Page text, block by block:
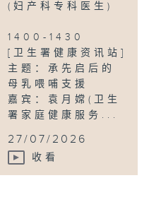
(妇产科专科医生)
1400-1430
[卫生署健康资讯站]
主题：承先启后的
母乳喂哺支援
嘉宾：袁月嫦(卫生
署家庭健康服务...
27/07/2026
收看